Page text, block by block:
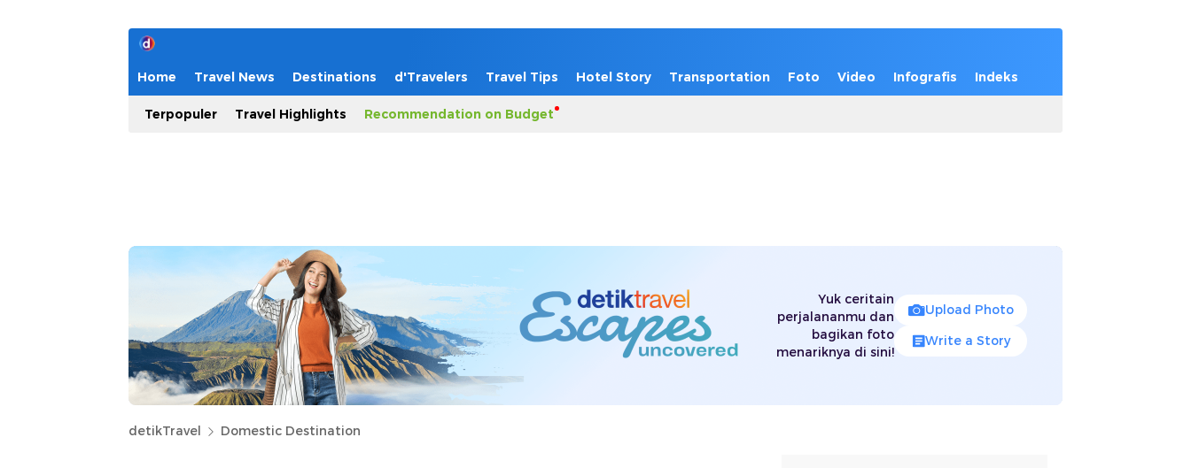
Home Travel News Destinations d'Travelers Travel Tips Hotel Story Transportation Foto Video Infografis Indeks
Terpopuler Travel Highlights Recommendation on Budget
Yuk ceritain
perjalananmu dan
bagikan foto
menariknya di sini!
Upload Photo
Write a Story
detikTravel Domestic Destination